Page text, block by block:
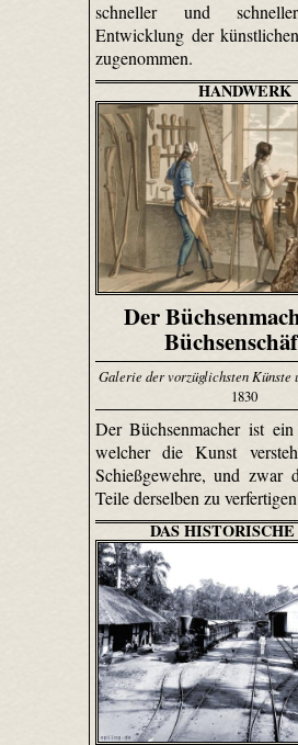
schneller und
Entwicklung der
zugenommen.
HANDWERK
Der
Galerie der vorzüglichsten Künste
1830
Der Büchsenmacher ist ein
welcher die Kunst
Schießgewehre, und zwar
Teile derselben zu
DAS